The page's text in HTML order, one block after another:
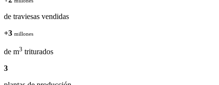
de traviesas vendidas
+3 millones
de m3 triturados
3